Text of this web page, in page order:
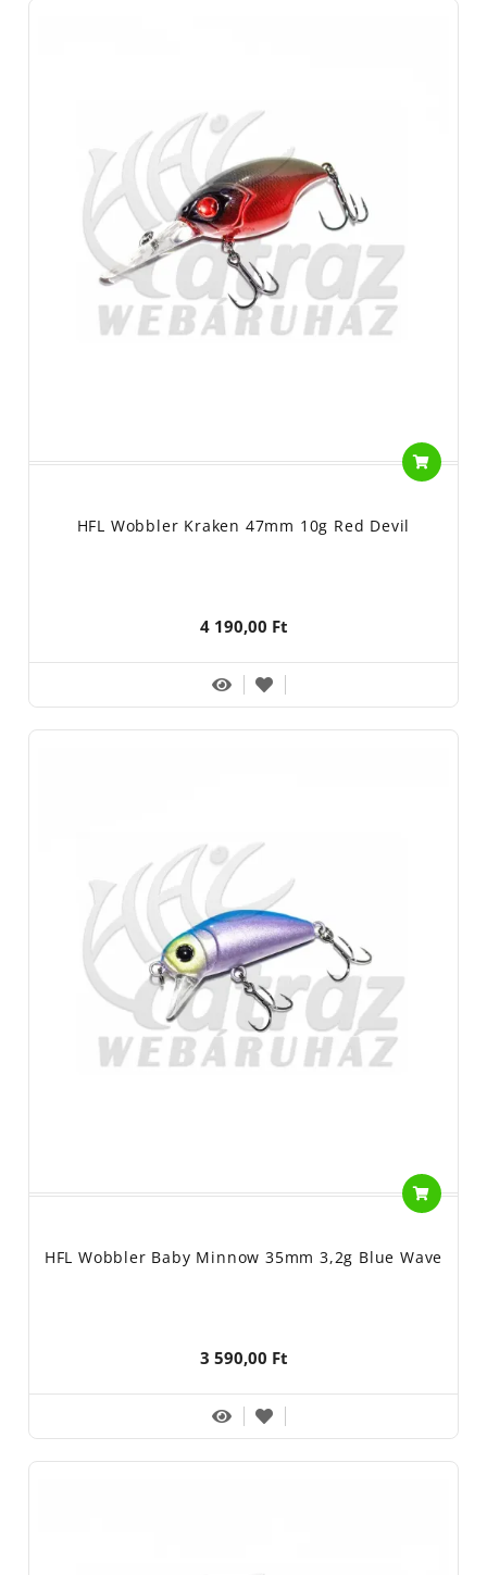
HFL Wobbler Kraken 47mm 10g Red Devil
4 190,00 Ft
HFL Wobbler Baby Minnow 35mm 3,2g Blue Wave
3 590,00 Ft